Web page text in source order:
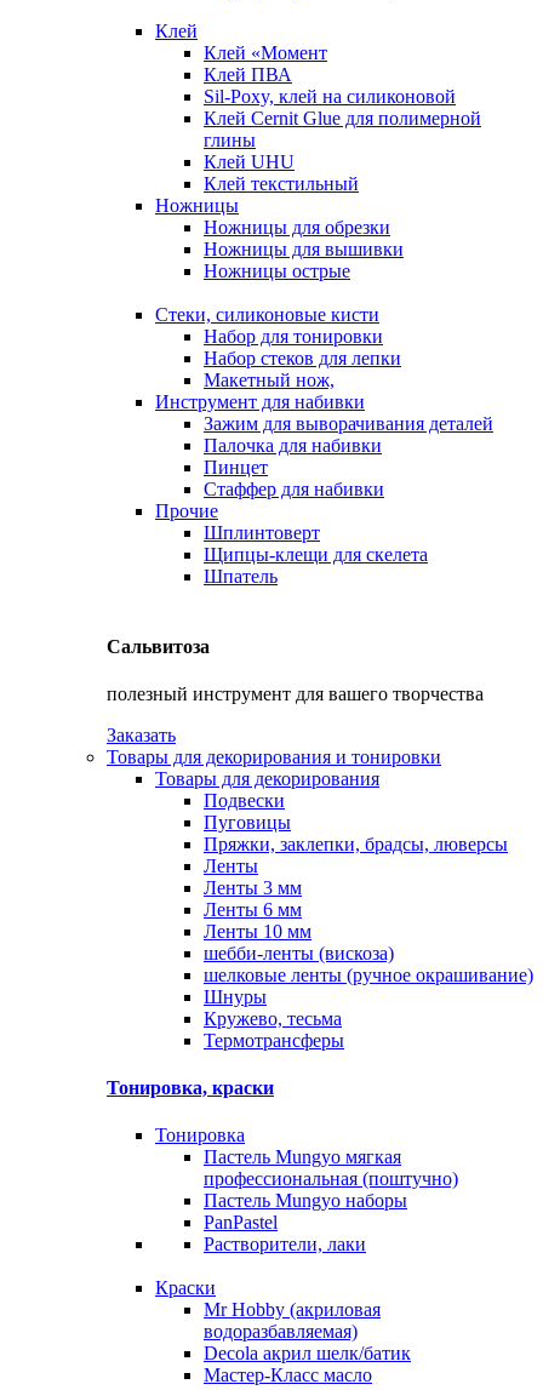
Клей
Клей «Момент
Клей ПВА
Sil-Poxy, клей на силиконовой
Клей Cernit Glue для полимерной
глины
Клей UHU
Клей текстильный
Ножницы
Ножницы для обрезки
Ножницы для вышивки
Ножницы острые
Стеки, силиконовые кисти
Набор для тонировки
Набор стеков для лепки
Макетный нож,
Инструмент для набивки
Зажим для выворачивания деталей
Палочка для набивки
Пинцет
Стаффер для набивки
Прочие
Шплинтоверт
Щипцы-клещи для скелета
Шпатель
Сальвитоза
полезный инструмент для вашего творчества
Заказать
Товары для декорирования и тонировки
Товары для декорирования
Подвески
Пуговицы
Пряжки, заклепки, брадсы, люверсы
Ленты
Ленты 3 мм
Ленты 6 мм
Ленты 10 мм
шебби-ленты (вискоза)
шелковые ленты (ручное окрашивание)
Шнуры
Кружево, тесьма
Термотрансферы
Тонировка, краски
Тонировка
Пастель Mungyo мягкая
профессиональная (поштучно)
Пастель Mungyo наборы
PanPastel
Растворители, лаки
Краски
Mr Hobby (акриловая
водоразбавляемая)
Decola акрил шелк/батик
Мастер-Класс масло